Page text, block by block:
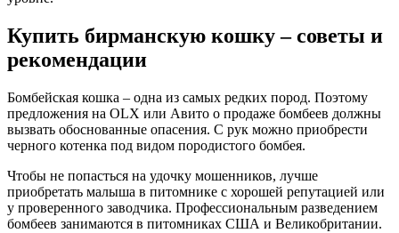
Купить бирманскую кошку – советы и
рекомендации
Бомбейская кошка – одна из самых редких пород. Поэтому
предложения на OLX или Авито о продаже бомбеев должны
вызвать обоснованные опасения. С рук можно приобрести
черного котенка под видом породистого бомбея.
Чтобы не попасться на удочку мошенников, лучше
приобретать малыша в питомнике с хорошей репутацией или
у проверенного заводчика. Профессиональным разведением
бомбеев занимаются в питомниках США и Великобритании.